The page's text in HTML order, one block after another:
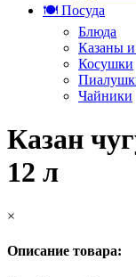
🍽️ Посуда
Блюда
Казаны
Косушки
Чайники
Казан
12 л
×
Описание товара: